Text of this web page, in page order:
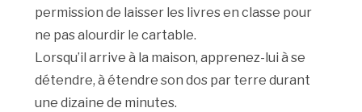
permission de laisser les livres en classe pour
ne pas alourdir le cartable.
Lorsqu’il arrive à la maison, apprenez-lui à se
détendre, à étendre son dos par terre durant
une dizaine de minutes.